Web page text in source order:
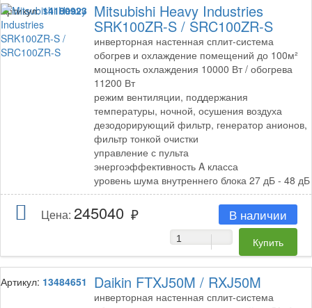
Артикул:14180923 Mitsubishi Heavy Industries
SRK100ZR-S / SRC100ZR-S
инверторная настенная сплит-система
обогрев и охлаждение помещений до 100м²
мощность охлаждения 10000 Вт / обогрева
11200 Вт
режим вентиляции, поддержания
температуры, ночной, осушения воздуха
дезодорирующий фильтр, генератор анионов,
фильтр тонкой очистки
управление с пульта
энергоэффективность A класса
уровень шума внутреннего блока 27 дБ - 48 дБ
Цена: 245040 В наличии
Артикул: 13484651 Daikin FTXJ50M / RXJ50M
инверторная настенная сплит-система